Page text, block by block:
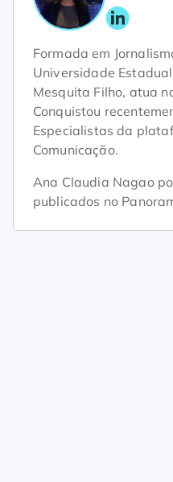
Formada em
Universidade
Mesquita Filho, atua
Conquistou
Especialistas da
Comunicação.
Ana Claudia Nagao
publicados no